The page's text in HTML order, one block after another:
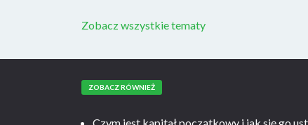
Zobacz wszystkie tematy
ZOBACZ RÓWNIEŻ